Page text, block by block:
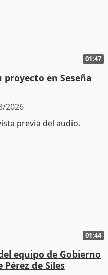
01:47
en Seseña
2026
01:44
equipo de Gobierno
de Siles